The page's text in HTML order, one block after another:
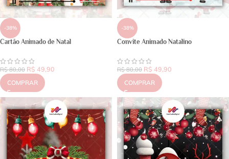
-38%
Cartão Animado de Natal
R$80,00 R$ 49,90
COMPRAR
-38%
Convite Animado Natalino
R$80,00 R$ 49,90
COMPRAR